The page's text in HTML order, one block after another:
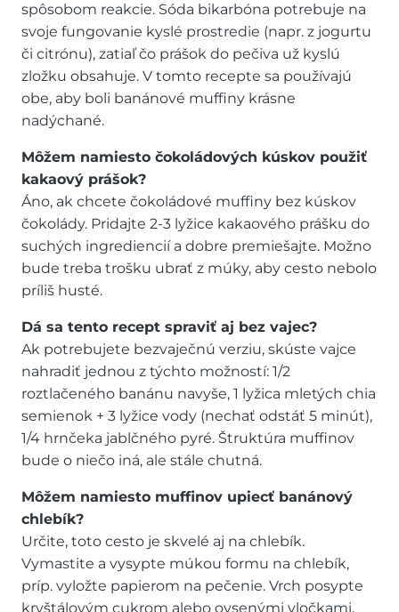
spôsobom reakcie. Sóda bikarbóna potrebuje na
svoje fungovanie kyslé prostredie (napr. z jogurtu
či citrónu), zatiaľ čo prášok do pečiva už kyslú
zložku obsahuje. V tomto recepte sa používajú
obe, aby boli banánové muffiny krásne
nadýchané.
Môžem namiesto čokoládových kúskov použiť
kakaový prášok?
Áno, ak chcete čokoládové muffiny bez kúskov
čokolády. Pridajte 2-3 lyžice kakaového prášku do
suchých ingrediencií a dobre premiešajte. Možno
bude treba trošku ubrať z múky, aby cesto nebolo
príliš husté.
Dá sa tento recept spraviť aj bez vajec?
Ak potrebujete bezvaječnú verziu, skúste vajce
nahradiť jednou z týchto možností: 1/2
roztlačeného banánu navyše, 1 lyžica mletých chia
semienok + 3 lyžice vody (nechať odstáť 5 minút),
1/4 hrnčeka jablčného pyré. Štruktúra muffinov
bude o niečo iná, ale stále chutná.
Môžem namiesto muffinov upiecť banánový
chlebík?
Určite, toto cesto je skvelé aj na chlebík.
Vymastite a vysypte múkou formu na chlebík,
príp. vyložte papierom na pečenie. Vrch posypte
kryštálovým cukrom alebo ovsenými vločkami.